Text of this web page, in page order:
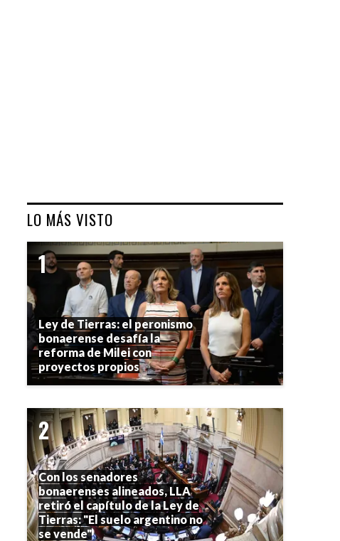
LO MÁS VISTO
Ley de Tierras: el peronismo
bonaerense desafía la
reforma de Milei con
proyectos propios
Con los senadores
bonaerenses alineados, LLA
retiró el capítulo de la Ley de
Tierras: "El suelo argentino no
se vende"